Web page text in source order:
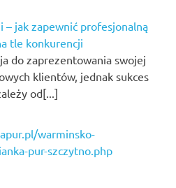
– jak zapewnić profesjonalną
tle konkurencji
do zaprezentowania swojej
klientów, jednak sukces
od[...]
warminsko-
pur-szczytno.php